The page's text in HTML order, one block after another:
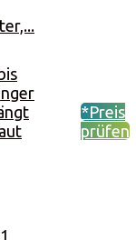
*Preis
prüfen